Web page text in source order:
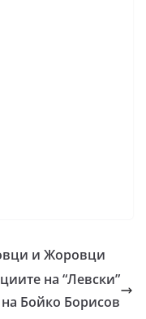
и Жоровци
на “Левски”
на Бойко Борисов